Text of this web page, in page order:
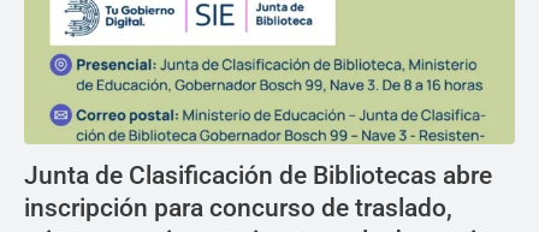
Junta de Clasificación de Bibliotecas abre
inscripción para concurso de traslado,